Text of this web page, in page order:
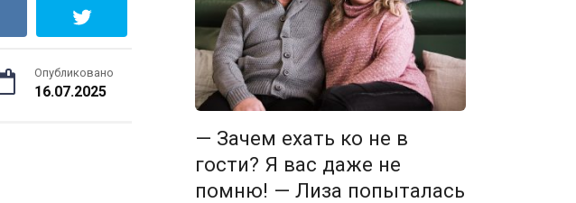
Опубликовано
16.07.2025
— Зачем ехать ко не в
гости? Я вас даже не
помню! — Лиза попыталась